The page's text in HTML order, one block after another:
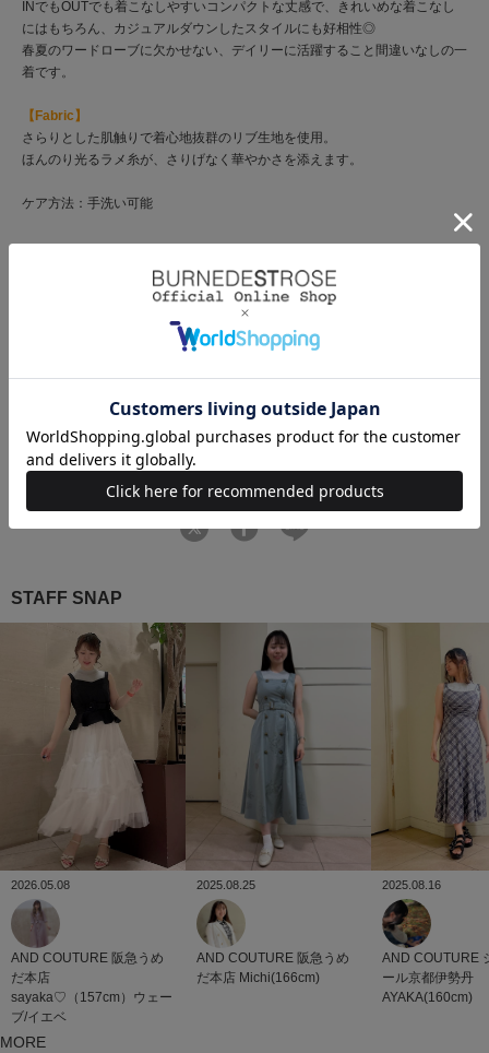
20092519100549 70 00
AND COUTURE（アンド クチュール）
本体：レーヨン85％ ナイロン15%
サイズ サイズ 着丈 肩幅 身幅 アームホール
F(00) 48 26 31 19
STAFF SNAP
2026.05.08
AND COUTURE 阪急うめ
だ本店
sayaka♡（157cm）ウェー
ブ/イエベ
2025.08.25
AND COUTURE 阪急うめ
だ本店 Michi(166cm)
2025.08.16
AND COUTURE
ール京都伊勢丹
AYAKA(160cm)
MORE
INでもOUTでも着こなしやすいコンパクトな丈感で、きれいめな着こなし
にはもちろん、カジュアルダウンしたスタイルにも好相性◎
春夏のワードローブに欠かせない、デイリーに活躍すること間違いなしの一
着です。
【Fabric】
さらりとした肌触りで着心地抜群のリブ生地を使用。
ほんのり光るラメ糸が、さりげなく華やかさを添えます。
ケア方法：手洗い可能